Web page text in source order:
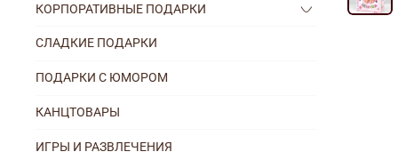
КОРПОРАТИВНЫЕ ПОДАРКИ
СЛАДКИЕ ПОДАРКИ
ПОДАРКИ С ЮМОРОМ
КАНЦТОВАРЫ
ИГРЫ И РАЗВЛЕЧЕНИЯ